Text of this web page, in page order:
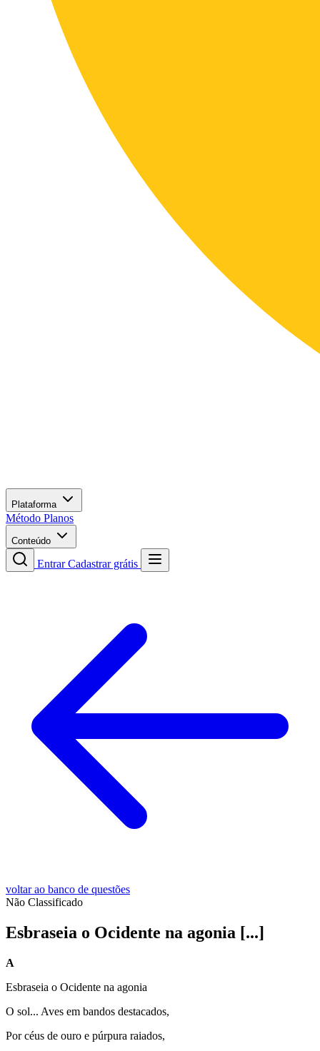
Plataforma
Método Planos
Conteúdo
EntrarCadastrar grátis
voltar ao banco de questões
Não Classificado
Esbraseia o Ocidente na agonia [...]
A
Esbraseia o Ocidente na agonia
O sol... Aves em bandos destacados,
Por céus de ouro e púrpura raiados,